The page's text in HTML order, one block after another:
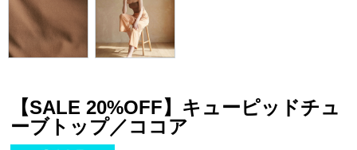
【SALE 20%OFF】キューピッドチュ
ーブトップ／ココア